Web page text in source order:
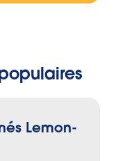
Lemon-